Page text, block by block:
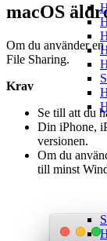
macOS
Om du använder
File Sharing.
Krav
Se till att du
Din iPhone,
versionen.
Om du
till minst